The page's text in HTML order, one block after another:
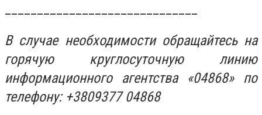
В случае необходимости обращайтесь на
горячую круглосуточную линию
информационного агентства «04868» по
телефону: +3809377 04868